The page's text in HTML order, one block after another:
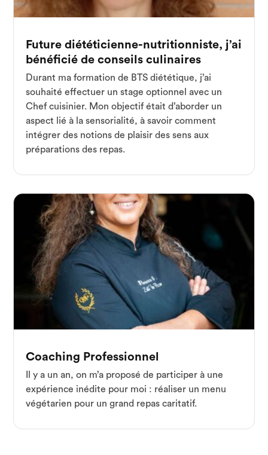
Future diététicienne-nutritionniste, j’ai
bénéficié de conseils culinaires
Durant ma formation de BTS diététique, j’ai
souhaité effectuer un stage optionnel avec un
Chef cuisinier. Mon objectif était d’aborder un
aspect lié à la sensorialité, à savoir comment
intégrer des notions de plaisir des sens aux
préparations des repas.
Coaching Professionnel
Il y a un an, on m’a proposé de participer à une
expérience inédite pour moi : réaliser un menu
végétarien pour un grand repas caritatif.